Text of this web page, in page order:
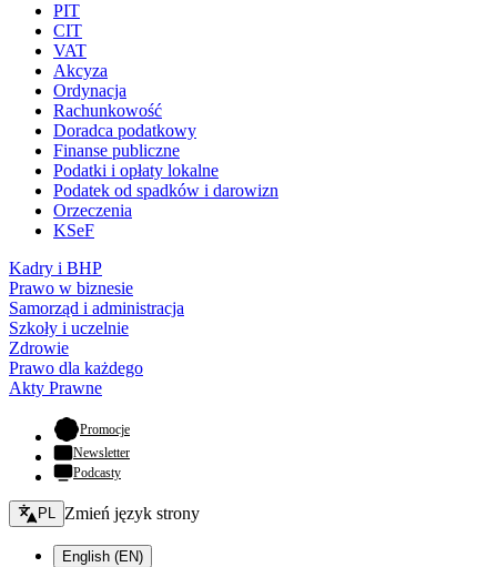
PIT
CIT
VAT
Akcyza
Ordynacja
Rachunkowość
Doradca podatkowy
Finanse publiczne
Podatki i opłaty lokalne
Podatek od spadków i darowizn
Orzeczenia
KSeF
Kadry i BHP
Prawo w biznesie
Samorząd i administracja
Szkoły i uczelnie
Zdrowie
Prawo dla każdego
Akty Prawne
Promocje- otwiera się w nowej karcie
Newsletter
Podcasty
Zmień język - bieżący:
PL Zmień język strony
English (EN)